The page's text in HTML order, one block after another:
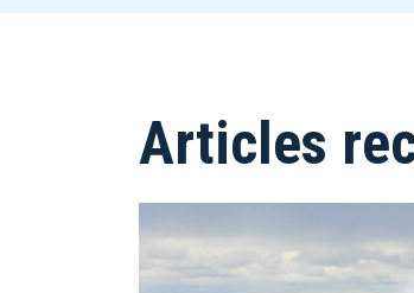
Articles